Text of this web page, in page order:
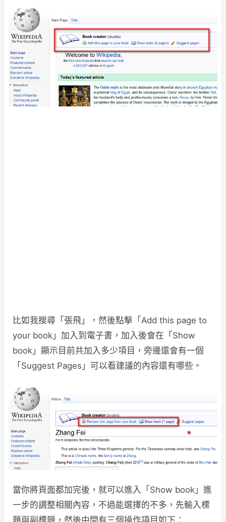
比如我搜尋「張飛」，然後點擊「Add this page to
your book」加入到電子書，加入後會在「Show
book」顯示目前共加入多少項目，旁邊還會有一個
「Suggest Pages」可以看建議的內容還有哪些。
當你將頁面都加完後，就可以進入「Show book」進
一步的調整相關內容，不過能選擇的不多，先輸入標
題與副標題，然後中間有三個操作項目如下：